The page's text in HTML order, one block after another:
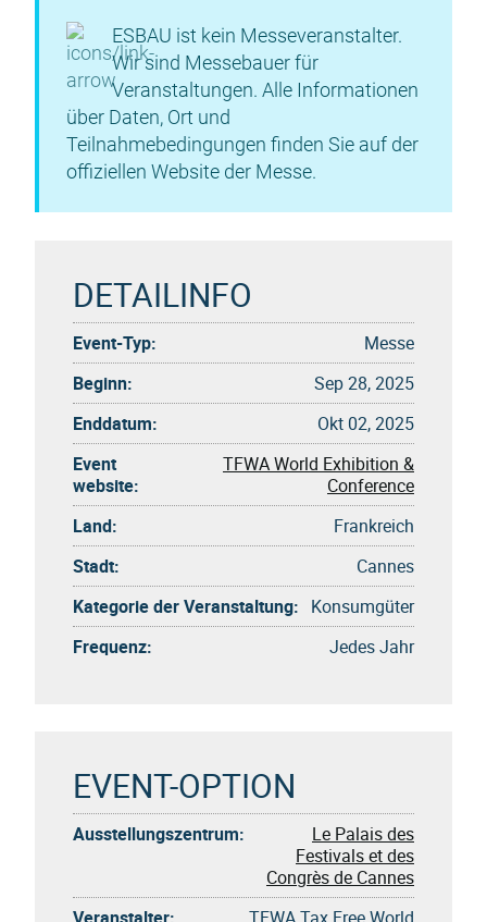
ESBAU ist kein Messeveranstalter.
Wir sind Messebauer für
Veranstaltungen. Alle Informationen
über Daten, Ort und
Teilnahmebedingungen finden Sie auf der
offiziellen Website der Messe.
DETAILINFO
Event-Typ:
Messe
Beginn:
Sep 28, 2025
Enddatum:
Okt 02, 2025
Event
website:
TFWA World Exhibition &
Conference
Land:
Frankreich
Stadt:
Cannes
Kategorie der Veranstaltung: Konsumgüter
Frequenz:
Jedes Jahr
EVENT-OPTION
Ausstellungszentrum:
Le Palais des
Festivals et des
Congrès de Cannes
Veranstalter:
TFWA Tax Free World